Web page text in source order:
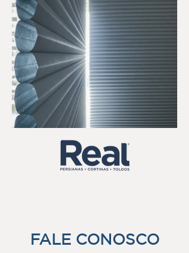
FALE CONOSCO